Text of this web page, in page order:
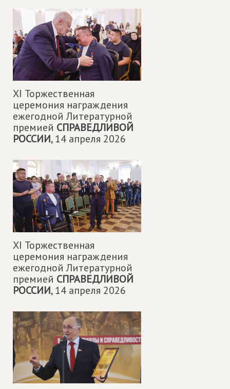
XI Торжественная
церемония награждения
ежегодной Литературной
премией СПРАВЕДЛИВОЙ
РОССИИ,14 апреля 2026
XI Торжественная
церемония награждения
ежегодной Литературной
премией СПРАВЕДЛИВОЙ
РОССИИ,14 апреля 2026